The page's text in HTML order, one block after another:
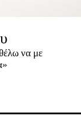
να με